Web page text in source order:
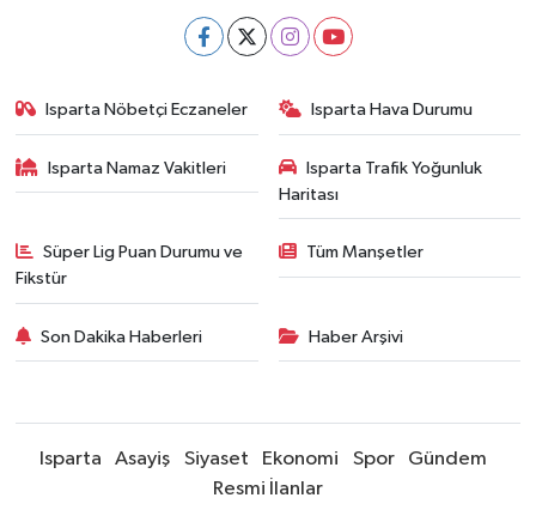
Isparta Nöbetçi Eczaneler Isparta Hava Durumu
Isparta Namaz Vakitleri
Isparta Trafik Yoğunluk
Haritası
Süper Lig Puan Durumu ve
Fikstür
Tüm Manşetler
Son Dakika Haberleri Haber Arşivi
Isparta Asayiş Siyaset Ekonomi Spor
Gündem
Resmi İlanlar